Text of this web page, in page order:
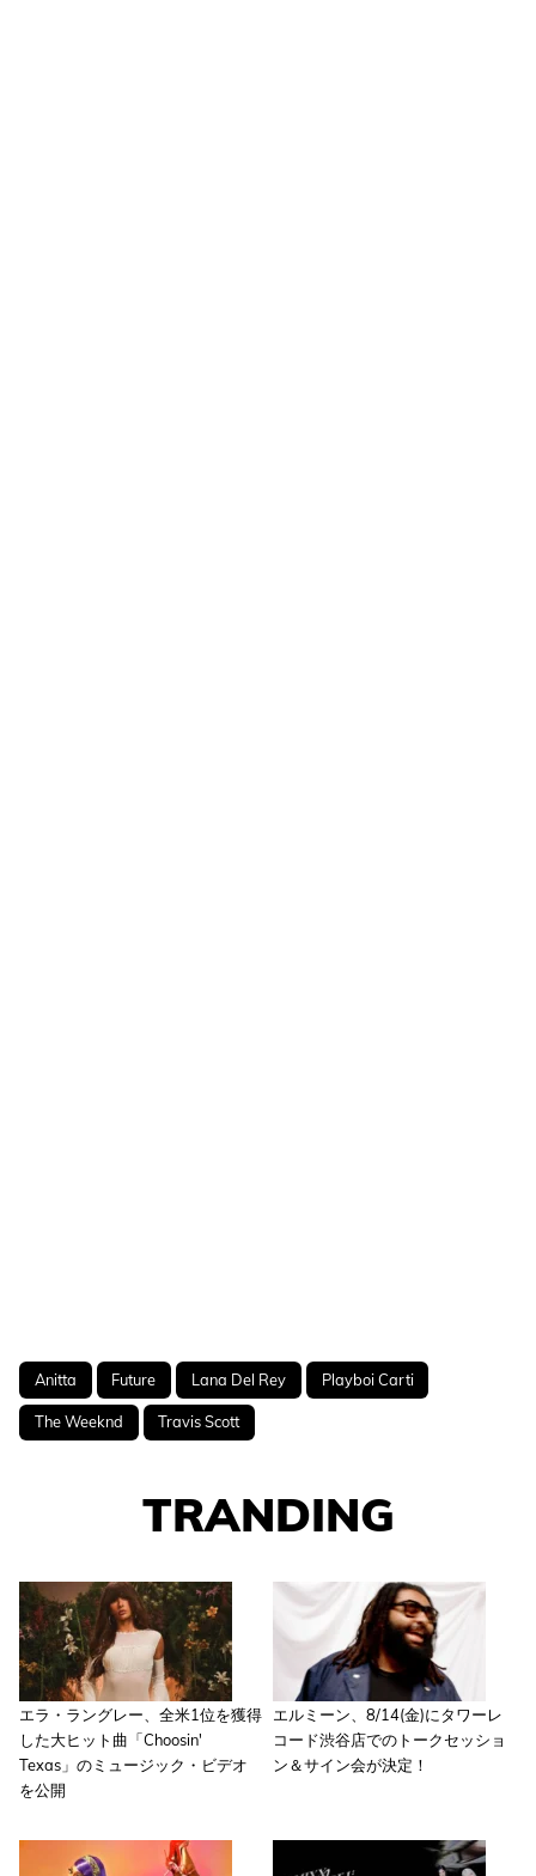
Anitta Future Lana Del Rey Playboi Carti
The Weeknd Travis Scott
TRANDING
エラ・ラングレー、全米1位を獲得
した大ヒット曲「Choosin'
Texas」のミュージック・ビデオ
を公開
エルミーン、8/14(金)にタワーレ
コード渋谷店でのトークセッショ
ン＆サイン会が決定！